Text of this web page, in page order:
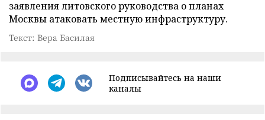
заявления литовского руководства о планах
Москвы атаковать местную инфраструктуру.
Текст: Вера Басилая
Подписывайтесь на наши
каналы